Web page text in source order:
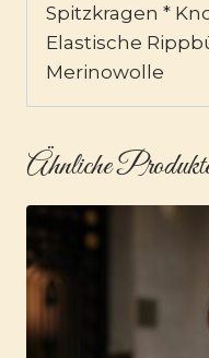
Spitzkragen *
Elastische
Merinowolle
Ähnliche